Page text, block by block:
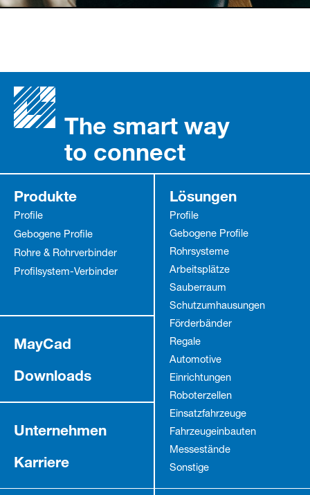
The smart way
to connect
Produkte
Profile
Gebogene Profile
Rohre & Rohrverbinder
Profilsystem-Verbinder
Lösungen
Profile
Gebogene Profile
Rohrsysteme
Arbeitsplätze
Sauberraum
Schutz­umhausungen
Förderbänder
Regale
Automotive
Einrichtungen
Roboterzellen
Einsatzfahrzeuge
Fahrzeug­einbauten
Messestände
Sonstige
MayCad
Downloads
Unternehmen
Karriere